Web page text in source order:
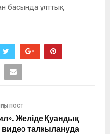
басында ұлттық
ПОСТ
Желіде Қуандық
талқылануда